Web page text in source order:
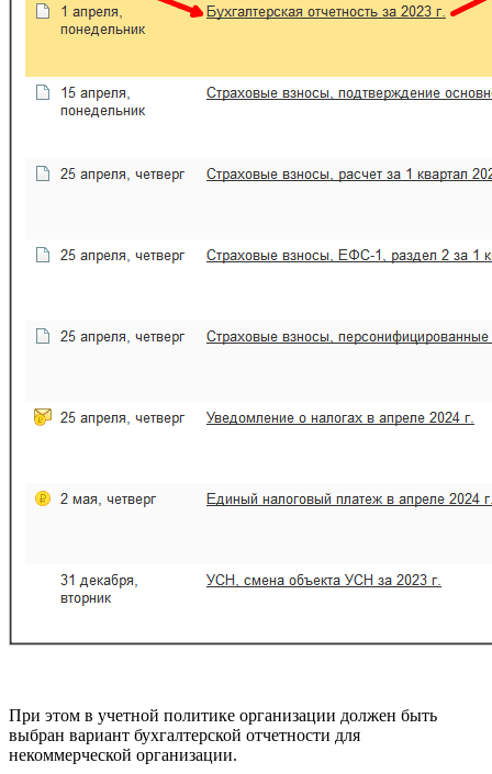
При этом в учетной политике организации должен быть
выбран вариант бухгалтерской отчетности для
некоммерческой организации.